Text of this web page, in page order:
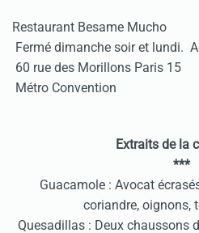
Restaurant Besame Mucho
Fermé dimanche soir et lundi.
60 rue des Morillons Paris 15
Métro Convention
Extraits de
***
Guacamole : Avocat
coriandre, oignons,
Quesadillas : Deux chaussons